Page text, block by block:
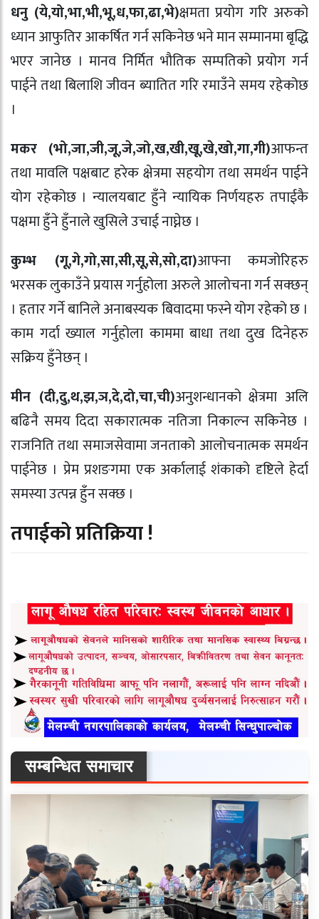
धनु (ये,यो,भा,भी,भू,ध,फा,ढा,भे)क्षमता प्रयोग गरि अरुको
ध्यान आफुतिर आकर्षित गर्न सकिनेछ भने मान सम्मानमा बृद्धि
भएर जानेछ । मानव निर्मित भौतिक सम्पतिको प्रयोग गर्न
पाईने तथा बिलाशि जीवन ब्यातित गरि रमाउँने समय रहेकोछ
।
मकर (भो,जा,जी,जू,जे,जो,ख,खी,खू,खे,खो,गा,गी)आफन्त
तथा मावलि पक्षबाट हरेक क्षेत्रमा सहयोग तथा समर्थन पाईने
योग रहेकोछ । न्यालयबाट हुँने न्यायिक निर्णयहरु तपाईकै
पक्षमा हुँने हुँनाले खुसिले उचाई नाघ्नेछ ।
कुम्भ (गू,गे,गो,सा,सी,सू,से,सो,दा)आफ्ना कमजोरिहरु
भरसक लुकाउँने प्रयास गर्नुहोला अरुले आलोचना गर्न सक्छन्
। हतार गर्ने बानिले अनाबस्यक बिवादमा फस्ने योग रहेको छ ।
काम गर्दा ख्याल गर्नुहोला काममा बाधा तथा दुख दिनेहरु
सक्रिय हुँनेछन् ।
मीन (दी,दु,थ,झ,ञ,दे,दो,चा,ची)अनुशन्धानको क्षेत्रमा अलि
बढिनै समय दिदा सकारात्मक नतिजा निकाल्न सकिनेछ ।
राजनिति तथा समाजसेवामा जनताको आलोचनात्मक समर्थन
पाईनेछ । प्रेम प्रशङगमा एक अर्कालाई शंकाको दृष्टिले हेर्दा
समस्या उत्पन्न हुँन सक्छ ।
तपाईको प्रतिक्रिया !
सम्बन्धित समाचार